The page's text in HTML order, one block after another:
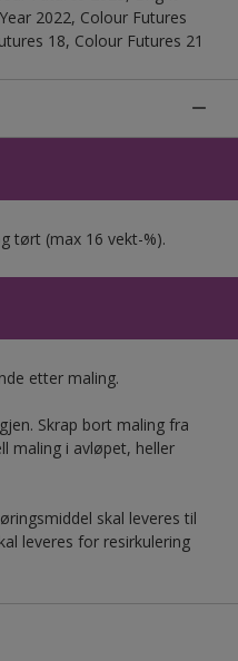
2022, Colour Futures
18, Colour Futures 21
tørt (max 16 vekt-%).
etter maling.
Skrap bort maling fra
maling i avløpet, heller
skal leveres til
leveres for resirkulering